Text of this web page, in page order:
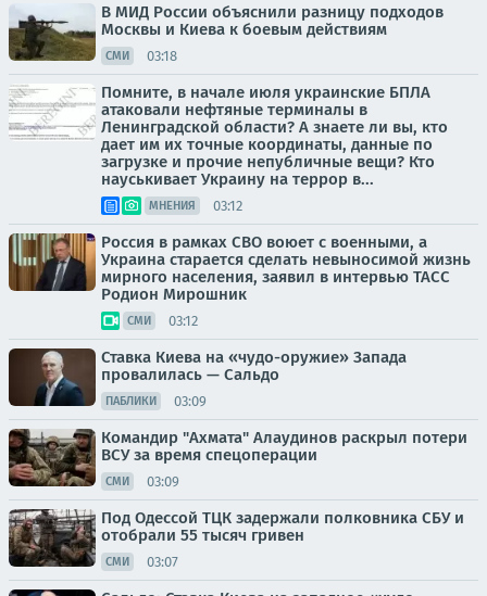
В МИД России объяснили разницу подходов
Москвы и Киева к боевым действиям
СМИ 03:18
Помните, в начале июля украинские БПЛА
атаковали нефтяные терминалы в
Ленинградской области? А знаете ли вы, кто
дает им их точные координаты, данные по
загрузке и прочие непубличные вещи? Кто
науськивает Украину на террор в...
МНЕНИЯ 03:12
Россия в рамках СВО воюет с военными, а
Украина старается сделать невыносимой жизнь
мирного населения, заявил в интервью ТАСС
Родион Мирошник
СМИ 03:12
Ставка Киева на «чудо-оружие» Запада
провалилась — Сальдо
ПАБЛИКИ 03:09
Командир "Ахмата" Алаудинов раскрыл потери
ВСУ за время спецоперации
СМИ 03:09
Под Одессой ТЦК задержали полковника СБУ и
отобрали 55 тысяч гривен
СМИ 03:07